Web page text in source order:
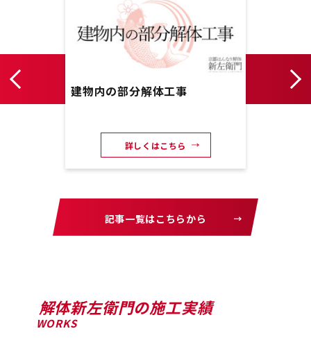
建物内の部分解体工事
詳しくはこちら
商
記事一覧はこちらから
解体新左衛門の施工実績
WORKS